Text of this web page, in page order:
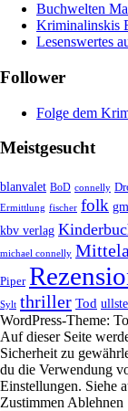
Buchwelten
Kriminalinskis
Lesenswertes
Follower
Folge dem
Meistgesucht
blanvalet BoD connelly
Ermittlung fischer folk
kbv verlag
michael connelly
Piper
Sylt thriller Tod
WordPress-Theme:
Auf dieser Seite
Sicherheit zu
du die Verwendung
Einstellungen. Siehe
Zustimmen Ablehnen